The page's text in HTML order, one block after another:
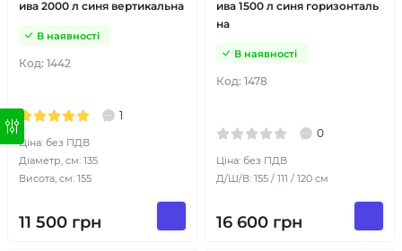
ива 2000 л синя вертикальна
Код: 1442
В наявності
1
Ціна: без ПДВ
Діаметр, см: 135
Висота, см: 155
11 500 грн
ива 1500 л синя горизонталь
на
Код: 1478
В наявності
0
Ціна: без ПДВ
Д/Ш/В: 155 / 111 / 120 см
16 600 грн